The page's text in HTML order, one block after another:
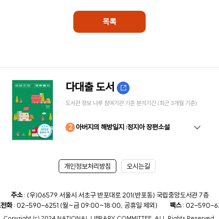
목록
다대출 도서
도서관 정보 나루 참여기관 기준 분석기간 (최근 3개월 기준)
1
2 아버지의 해방일지 :정지아 장편소설
3
4
5
6
7
8
9
10
개인정보처리방침 오시는길
주소: (우)06579 서울시 서초구 반포대로 201(반포동) 국립중앙도서관 7층
화: 02-590-6251 (월~금 09:00~18:00, 공휴일 제외) 팩스: 02-590-